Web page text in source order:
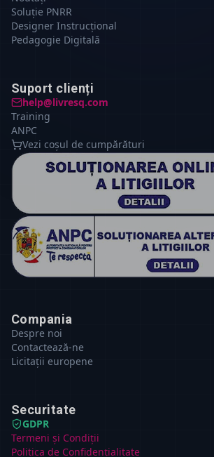
Soluție PNRR
Designer Instrucțional
Pedagogie Digitală
Suport clienți
help@livresq.com
Training
ANPC
Vezi coșul de cumpărături
Compania
Despre noi
Contactează-ne
Licitații europene
Securitate
GDPR
Termeni și Condiții
Politica de Confidențialitate